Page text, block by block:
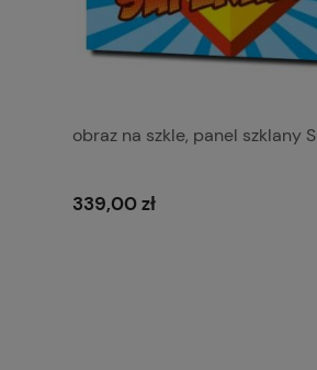
obraz na szkle, panel szklany
339,00 zł